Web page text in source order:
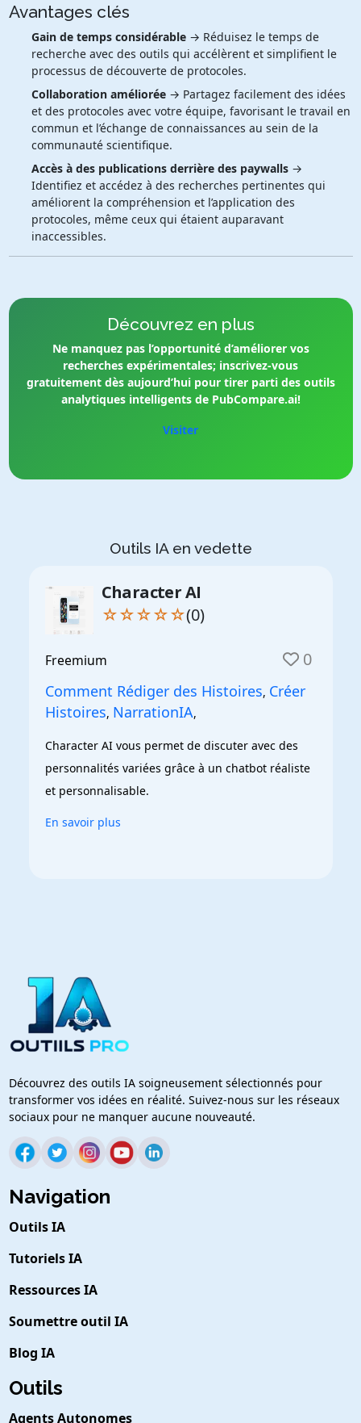
Avantages clés
Gain de temps considérable→ Réduisez le temps de
recherche avec des outils qui accélèrent et simplifient le
processus de découverte de protocoles.
Collaboration améliorée→ Partagez facilement des idées
et des protocoles avec votre équipe, favorisant le travail en
commun et l’échange de connaissances au sein de la
communauté scientifique.
Accès à des publications derrière des paywalls→
Identifiez et accédez à des recherches pertinentes qui
améliorent la compréhension et l’application des
protocoles, même ceux qui étaient auparavant
inaccessibles.
Découvrez en plus
Ne manquez pas l’opportunité d’améliorer vos
recherches expérimentales; inscrivez-vous
gratuitement dès aujourd’hui pour tirer parti des outils
analytiques intelligents de PubCompare.ai!
Visiter
Outils IA en vedette
Character AI
☆☆☆☆☆(0)
Freemium 0
Comment Rédiger des Histoires, Créer
Histoires, NarrationIA,
Character AI vous permet de discuter avec des
personnalités variées grâce à un chatbot réaliste
et personnalisable.
En savoir plus
Découvrez des outils IA soigneusement sélectionnés pour
transformer vos idées en réalité. Suivez-nous sur les réseaux
sociaux pour ne manquer aucune nouveauté.
Navigation
Outils IA
Tutoriels IA
Ressources IA
Soumettre outil IA
Blog IA
Outils
Agents Autonomes